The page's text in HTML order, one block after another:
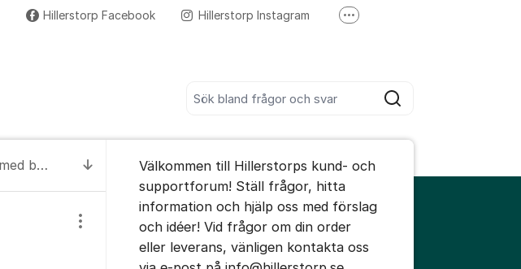
Sök
Hillerstorp Facebook Hillerstorp Instagram Fler supportlänkar
Till senaste kommentaren
Överdrag till en tvåsiffrig soffa med bord emellan
Visa/dölj inställningar för inlägg/kommentar
Välkommen till Hillerstorps kund- och
supportforum! Ställ frågor, hitta
information och hjälp oss med förslag
och idéer! Vid frågor om din order
eller leverans, vänligen kontakta oss